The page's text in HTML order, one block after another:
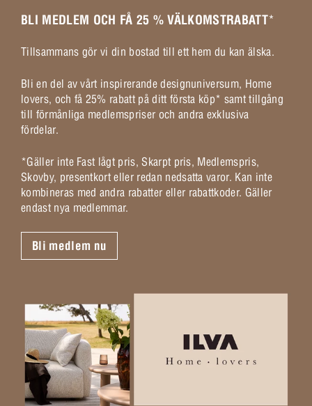
BLI MEDLEM OCH FÅ 25 % VÄLKOMSTRABATT*
Tillsammans gör vi din bostad till ett hem du kan älska.
Bli en del av vårt inspirerande designuniversum, Home
lovers, och få 25% rabatt på ditt första köp* samt tillgång
till förmånliga medlemspriser och andra exklusiva
fördelar.
*Gäller inte Fast lågt pris, Skarpt pris, Medlemspris,
Skovby, presentkort eller redan nedsatta varor. Kan inte
kombineras med andra rabatter eller rabattkoder. Gäller
endast nya medlemmar.
Bli medlem nu